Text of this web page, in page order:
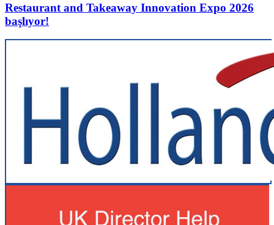
Restaurant and Takeaway Innovation Expo 2026
başlıyor!